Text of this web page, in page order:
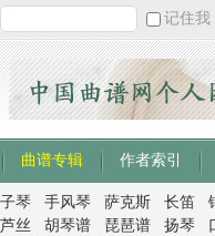
记住我
曲谱专辑 作者索引
琴 手风琴 萨克斯 长笛
丝 胡琴谱 琵琶谱 扬琴